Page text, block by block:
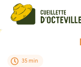
35 min
Panneau de gestion